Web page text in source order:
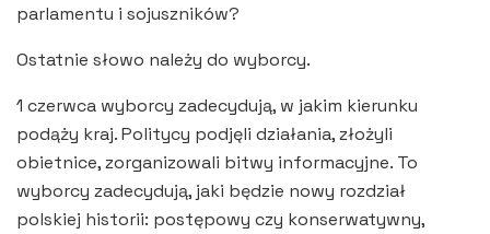
parlamentu i sojuszników?
Ostatnie słowo należy do wyborcy.
1 czerwca wyborcy zadecydują, w jakim kierunku
podąży kraj. Politycy podjęli działania, złożyli
obietnice, zorganizowali bitwy informacyjne. To
wyborcy zadecydują, jaki będzie nowy rozdział
polskiej historii: postępowy czy konserwatywny,